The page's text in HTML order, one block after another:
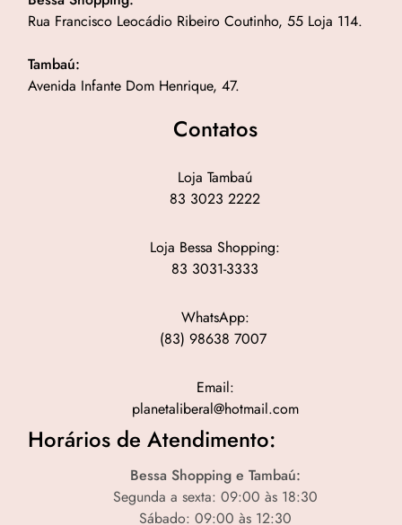
Rua Francisco Leocádio Ribeiro Coutinho, 55 Loja 114.
Tambaú:
Avenida Infante Dom Henrique, 47.
Contatos
Loja Tambaú
83 3023 2222
Loja Bessa Shopping:
83 3031-3333
WhatsApp:
(83) 98638 7007
Email:
planetaliberal@hotmail.com
Horários de Atendimento:
Bessa Shopping e Tambaú:
Segunda a sexta: 09:00 às 18:30
Sábado: 09:00 às 12:30